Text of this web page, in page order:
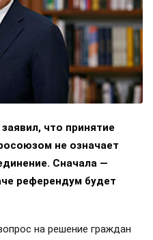
что принятие
не означает
Сначала —
референдум будет
на решение граждан